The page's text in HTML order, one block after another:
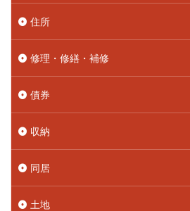
住所
修理・修繕・補修
債券
収納
同居
土地